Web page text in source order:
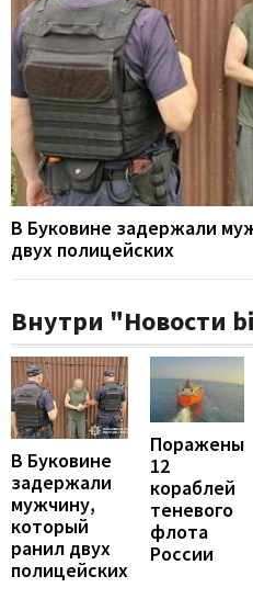
В Буковине задержали
двух полицейских
Внутри "Новости
В Буковине
задержали
мужчину,
который
ранил двух
полицейских
Поражены
12
кораблей
теневого
флота
России